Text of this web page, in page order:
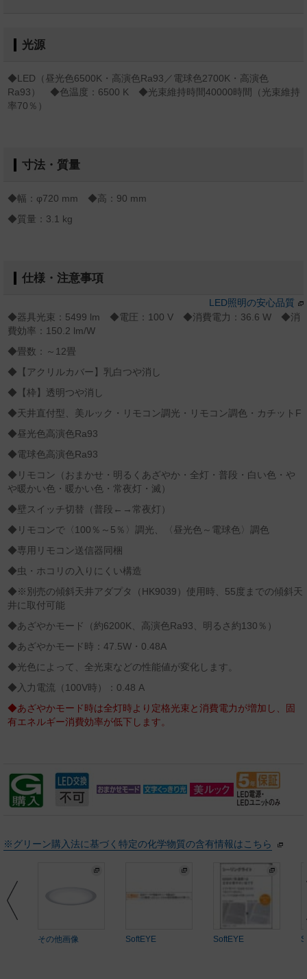
光源
◆LED（昼光色6500K・高演色Ra93／電球色2700K・高演色
Ra93） ◆色温度：6500 K ◆光束維持時間40000時間（光束維持
率70％）
寸法・質量
◆幅：φ720 mm ◆高：90 mm
◆質量：3.1 kg
仕様・注意事項
LED照明の安心品質
◆器具光束：5499 lm ◆電圧：100 V ◆消費電力：36.6 W ◆消
費効率：150.2 lm/W
◆畳数：～12畳
◆【アクリルカバー】乳白つや消し
◆【枠】透明つや消し
◆天井直付型、美ルック・リモコン調光・リモコン調色・カチットF
◆昼光色高演色Ra93
◆電球色高演色Ra93
◆リモコン（おまかせ・明るくあざやか・全灯・普段・白い色・や
や暖かい色・暖かい色・常夜灯・滅）
◆壁スイッチ切替（普段←→常夜灯）
◆リモコンで〈100％～5％〉調光、〈昼光色～電球色〉調色
◆専用リモコン送信器同梱
◆虫・ホコリの入りにくい構造
◆※別売の傾斜天井アダプタ（HK9039）使用時、55度までの傾斜天
井に取付可能
◆あざやかモード（約6200K、高演色Ra93、明るさ約130％）
◆あざやかモード時：47.5W・0.48A
◆光色によって、全光束などの性能値が変化します。
◆入力電流（100V時）：0.48 A
◆あざやかモード時は全灯時より定格光束と消費電力が増加し、固
有エネルギー消費効率が低下します。
※グリーン購入法に基づく特定の化学物質の含有情報はこちら
その他画像 SoftEYE SoftEYE